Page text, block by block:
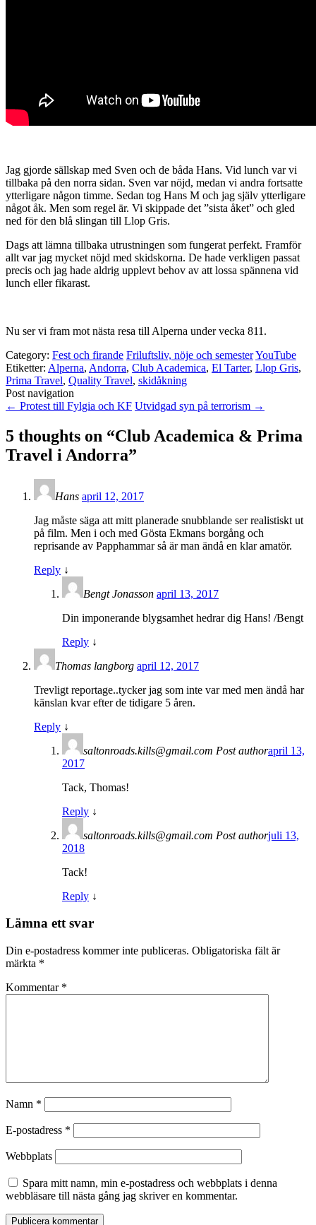
Jag gjorde sällskap med Sven och de båda Hans. Vid lunch var vi
tillbaka på den norra sidan. Sven var nöjd, medan vi andra fortsatte
ytterligare någon timme. Sedan tog Hans M och jag själv ytterligare
något åk. Men som regel är. Vi skippade det ”sista åket” och gled
ned för den blå slingan till Llop Gris.
Dags att lämna tillbaka utrustningen som fungerat perfekt. Framför
allt var jag mycket nöjd med skidskorna. De hade verkligen passat
precis och jag hade aldrig upplevt behov av att lossa spännena vid
lunch eller fikarast.
Nu ser vi fram mot nästa resa till Alperna under vecka 811.
Category: Fest och firande Friluftsliv, nöje och semesterYouTube
Etiketter: Alperna, Andorra, Club Academica, El Tarter, Llop Gris,
Prima Travel, Quality Travel, skidåkning
Post navigation
← Protest till Fylgia och KF Utvidgad syn på terrorism →
5 thoughts on “Club Academica & Prima
Travel i Andorra”
Hans april 12, 2017
Jag måste säga att mitt planerade snubblande ser realistiskt ut
på film. Men i och med Gösta Ekmans borgång och
reprisande av Papphammar så är man ändå en klar amatör.
Reply ↓
Bengt Jonasson april 13, 2017
Din imponerande blygsamhet hedrar dig Hans! /Bengt
Reply ↓
Thomas langborg april 12, 2017
Trevligt reportage..tycker jag som inte var med men ändå har
känslan kvar efter de tidigare 5 åren.
Reply ↓
saltonroads.kills@gmail.com Post authorapril 13,
2017
Tack, Thomas!
Reply ↓
saltonroads.kills@gmail.com Post authorjuli 13,
2018
Tack!
Reply ↓
Lämna ett svar
Din e-postadress kommer inte publiceras. Obligatoriska fält är
märkta *
Kommentar *
Namn *
E-postadress *
Webbplats
Spara mitt namn, min e-postadress och webbplats i denna
webbläsare till nästa gång jag skriver en kommentar.